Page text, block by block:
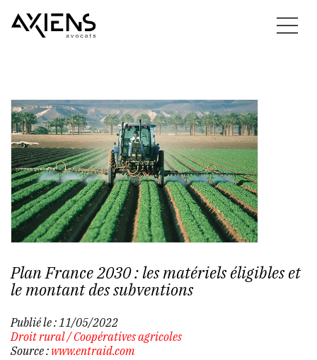
Plan France 2030 : les matériels éligibles et
le montant des subventions
Publié le : 11/05/2022
Droit rural/Coopératives agricoles
Source : www.entraid.com